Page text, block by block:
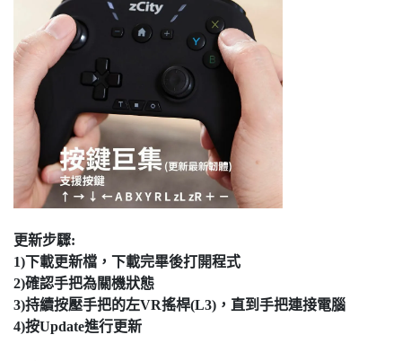
更新步驟:
1)下載更新檔，下載完畢後打開程式
2)確認手把為關機狀態
3)持續按壓手把的左VR搖桿(L3)，直到手把連接電腦
4)按Update進行更新